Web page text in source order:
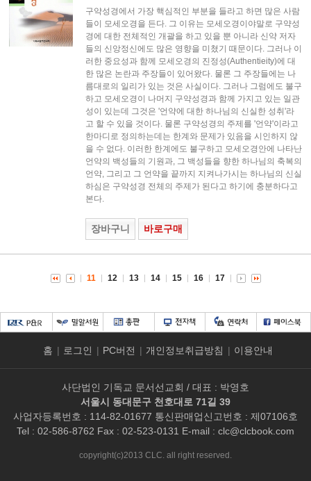
구약성경에서 가장 핵심적인 부분을 들라고 하면 많은 사람
들이 모세오경을 든다. 그 이유는 모세오경이야말로 구약성
경에 대한 전체적인 개괄을 하고 있을 뿐 아니라 신약 저자
들의 신앙정신에도 많은 영향을 미쳤기 때문이다. 그러나 이
러한 중요성과 함께 모세오경의 진정성(Authentieity)에 대
한 많은 논란과 주장들이 있어왔다. 물론 그 주장들에는 나
름대로의 일리가 있는 것은 사실이다. 그러나 그럼에도 불구
하고 모세오경이 나머지 구약성경과 함께 가지고 있는 일관
성이 있는데 그것은 '언약에 대한 하나님의 신실한 성취'라
고 할 수 있을 것이다. 물론 구약성경의 주제를 '언약'이라고
한마디로 정의하는데는 한계와 문제가 있음을 시인하지 않
을 수 없다. 이러한 한계에도 불구하고 모세오경안에 나타난
언약의 백성들의 기원과, 그 백성들을 향한 하나님의 축복의
언약, 그리고 그 언약을 끝까지 지켜나가시는 하나님의 신실
하심은 구약성경 전체의 주제가 된다고 하기에 충분하다고
본다.
장바구니 바로구매
11 12 13 14 15 16 17
홈 | 로그인 | PC버전 | 개인정보취급방침 | 이용안내
사단법인 기독교 문서선교회 / 대표 : 박영호
서울시 동대문구 천호대로 71길 39
사업자등록번호 : 114-82-01677 통신판매업신고번호 : 제07106호
Tel : 02-586-8762 Fax : 02-523-0131 E-mail : clc@clcbook.com
copyright(c)2013 CLC. all right reserved.